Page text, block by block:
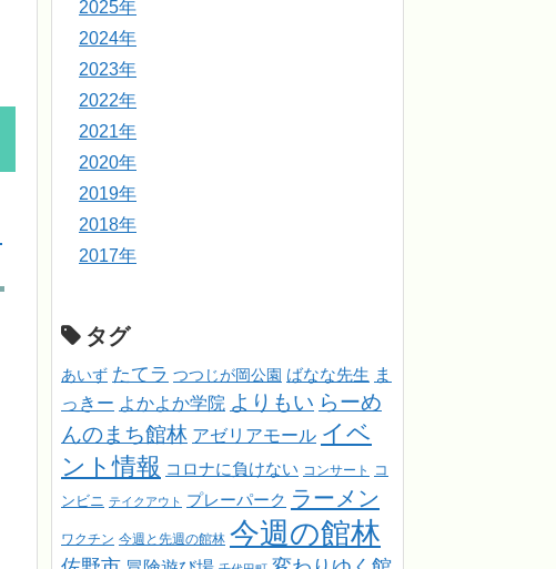
2025年
2024年
2023年
2022年
2021年
2020年
2019年
2018年
2017年
タグ
あいず たてラ つつじが岡公園 ばなな先生 ま
っきー よかよか学院 よりもい らーめ
んのまち館林 アゼリアモール イベ
ント情報 コロナに負けない コンサート
コ
ンビニ テイクアウト プレーパーク ラーメン
ワクチン 今週と先週の館林 今週の館林